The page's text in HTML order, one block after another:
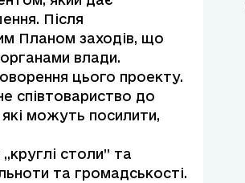
Після
Планом заходів, що
влади.
цього проекту.
співтовариство до
можуть посилити,
столи” та
та громадськості.